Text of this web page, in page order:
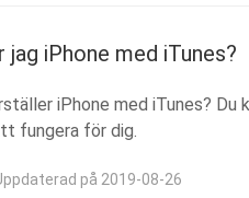
iPhone med iTunes?
iPhone med iTunes? Du
fungera för dig.
på 2019-08-26